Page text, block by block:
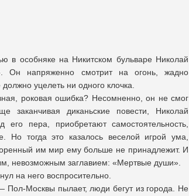
в особняке на Никитском бульваре Николай
Он напряженно смотрит на огонь, жадно
уцелеть ни одного клочка.
роковая ошибка? Несомненно, он не смог
диканьские повести, Николай
пера, приобретают самостоятельность,
Но тогда это казалось веселой игрой ума,
им мир ему больше не принадлежит. И
невозможным заглавием: «Мертвые души».
на него воспросительно.
Москвы пылает, люди бегут из города. Не